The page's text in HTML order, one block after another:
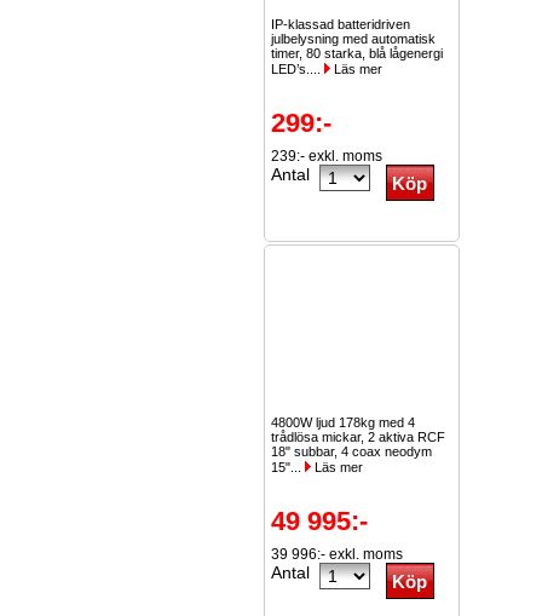
IP-klassad batteridriven
julbelysning med automatisk
timer, 80 starka, blå lågenergi
LED’s....
Läs mer
299:-
239:- exkl. moms
Antal
4800W ljud 178kg med 4
trådlösa mickar, 2 aktiva RCF
18" subbar, 4 coax neodym
15"...
Läs mer
49 995:-
39 996:- exkl. moms
Antal